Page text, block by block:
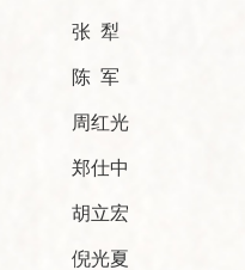
张 犁
陈 军
周红光
郑仕中
胡立宏
倪光夏